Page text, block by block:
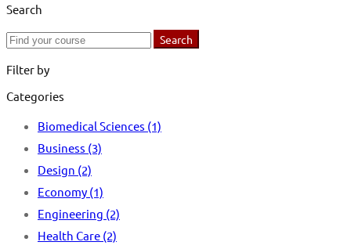
Search
Search
Search
Filter by
Categories
Biomedical Sciences (1)
Business (3)
Design (2)
Economy (1)
Engineering (2)
Health Care (2)